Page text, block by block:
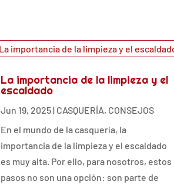
La importancia de la limpieza y el
escaldado
Jun 19, 2025| CASQUERÍA, CONSEJOS
En el mundo de la casquería, la
importancia de la limpieza y el escaldado
es muy alta. Por ello, para nosotros, estos
pasos no son una opción: son parte de